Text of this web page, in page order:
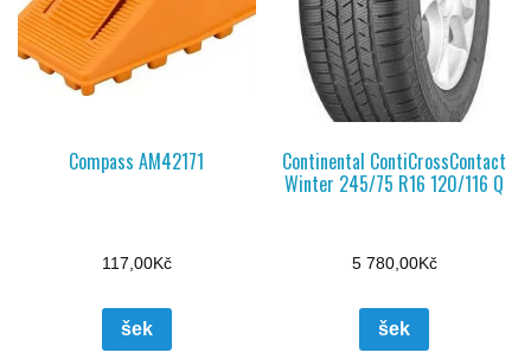
Compass AM42171
117,00Kč
šek
Continental ContiCrossContact
Winter 245/75 R16 120/116 Q
5 780,00Kč
šek